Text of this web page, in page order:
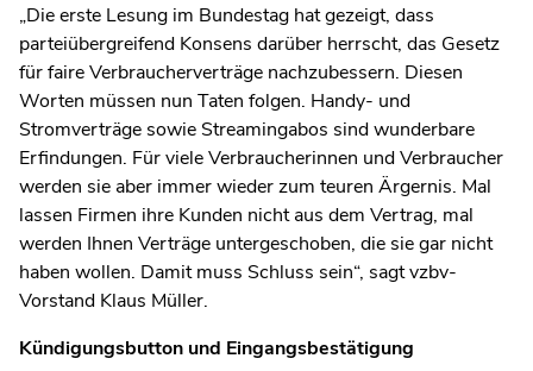
„Die erste Lesung im Bundestag hat gezeigt, dass
parteiübergreifend Konsens darüber herrscht, das Gesetz
für faire Verbraucherverträge nachzubessern. Diesen
Worten müssen nun Taten folgen. Handy- und
Stromverträge sowie Streamingabos sind wunderbare
Erfindungen. Für viele Verbraucherinnen und Verbraucher
werden sie aber immer wieder zum teuren Ärgernis. Mal
lassen Firmen ihre Kunden nicht aus dem Vertrag, mal
werden Ihnen Verträge untergeschoben, die sie gar nicht
haben wollen. Damit muss Schluss sein“, sagt vzbv-
Vorstand Klaus Müller.
Kündigungsbutton und Eingangsbestätigung